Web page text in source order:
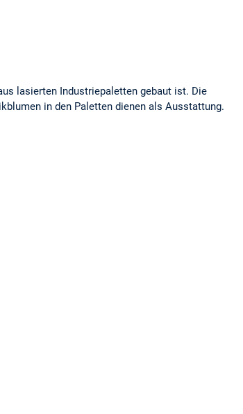
lasierten Industriepaletten gebaut ist. Die
in den Paletten dienen als Ausstattung.